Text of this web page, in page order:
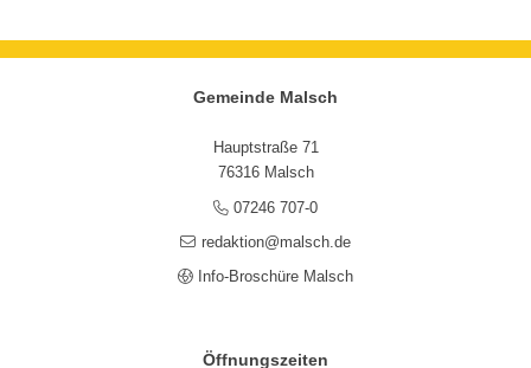
Gemeinde Malsch
Hauptstraße 71
76316 Malsch
07246 707-0
redaktion@malsch.de
Info-Broschüre Malsch
Öffnungszeiten